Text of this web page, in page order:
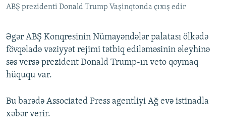
BIZIMLƏ ƏLAQƏ
ABŞ prezidenti Donald Trump Vaşinqtonda çıxış edir
Əgər ABŞ Konqresinin Nümayəndələr palatası ölkədə
fövqəladə vəziyyət rejimi tətbiq ediləməsinin əleyhinə
səs versə prezident Donald Trump-ın veto qoymaq
hüququ var.
Bu barədə Associated Press agentliyi Ağ evə istinadla
xəbər verir.